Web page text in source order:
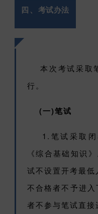
四、 考试办法
本次考试采取
行。
(一)笔试
1.笔试采取闭
《综合基础知识
试不设置开考最低
不合格者不予进
者不参与笔试直接